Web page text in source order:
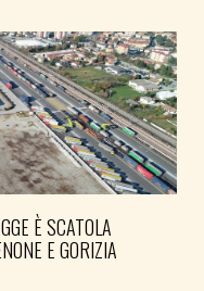
È SCATOLA
E GORIZIA